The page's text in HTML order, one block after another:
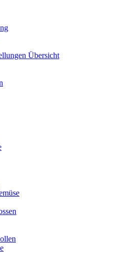
Übersicht